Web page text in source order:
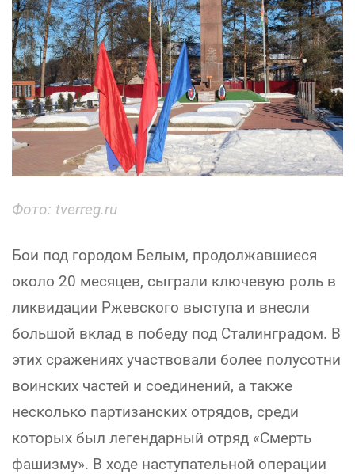
Фото: tverreg.ru
Бои под городом Белым, продолжавшиеся
около 20 месяцев, сыграли ключевую роль в
ликвидации Ржевского выступа и внесли
большой вклад в победу под Сталинградом. В
этих сражениях участвовали более полусотни
воинских частей и соединений, а также
несколько партизанских отрядов, среди
которых был легендарный отряд «Смерть
фашизму». В ходе наступательной операции